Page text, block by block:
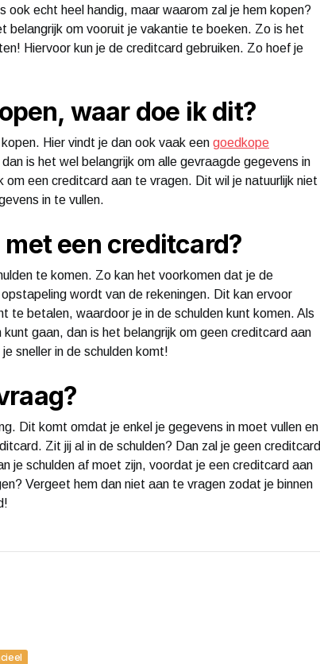
ook echt heel handig, maar waarom zal je hem kopen?
belangrijk om vooruit je vakantie te boeken. Zo is het
Hiervoor kun je de creditcard gebruiken. Zo hoef je
waar doe ik dit?
Hier vindt je dan ook vaak een goedkope
is het wel belangrijk om alle gevraagde gegevens in
een creditcard aan te vragen. Dit wil je natuurlijk niet
in te vullen.
een creditcard?
te komen. Zo kan het voorkomen dat je de
wordt van de rekeningen. Dit kan ervoor
te betalen, waardoor je in de schulden kunt komen. Als
gaan, dan is het belangrijk om geen creditcard aan
sneller in de schulden komt!
Dit komt omdat je enkel je gegevens in moet vullen en
Zit jij al in de schulden? Dan zal je geen creditcard
je schulden af moet zijn, voordat je een creditcard aan
Vergeet hem dan niet aan te vragen zodat je binnen